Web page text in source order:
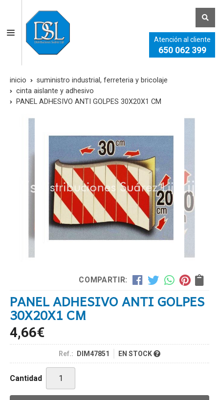
Atención al cliente
650 062 399
inicio
suministro industrial, ferreteria y bricolaje
cinta aislante y adhesivo
PANEL ADHESIVO ANTI GOLPES 30X20X1 CM
COMPARTIR:
PANEL ADHESIVO ANTI GOLPES
30X20X1 CM
4,66€
Ref.: DIM47851 EN STOCK
Cantidad